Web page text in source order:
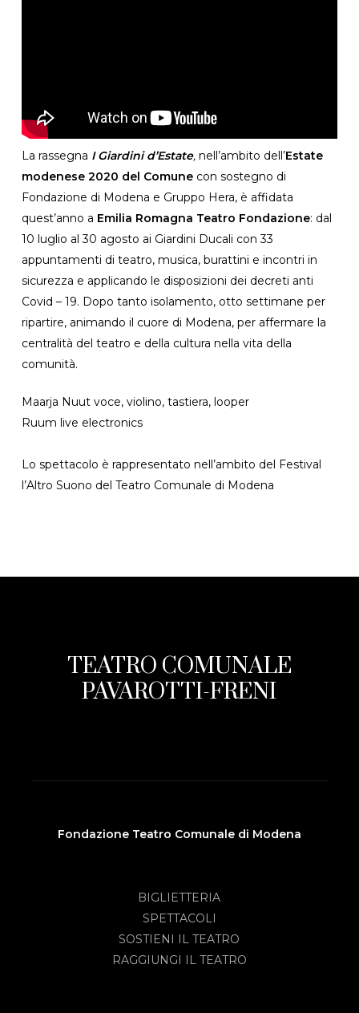
La rassegna I Giardini d’Estate, nell’ambito dell’Estate
modenese 2020 del Comunecon sostegno di
Fondazione di Modena e Gruppo Hera, è affidata
quest’anno a Emilia Romagna Teatro Fondazione: dal
10 luglio al 30 agosto ai Giardini Ducali con 33
appuntamenti di teatro, musica, burattini e incontri in
sicurezza e applicando le disposizioni dei decreti anti
Covid – 19. Dopo tanto isolamento, otto settimane per
ripartire, animando il cuore di Modena, per affermare la
centralità del teatro e della cultura nella vita della
comunità.
Maarja Nuut voce, violino, tastiera, looper
Ruum live electronics
Lo spettacolo è rappresentato nell’ambito del Festival
l’Altro Suono del Teatro Comunale di Modena
TEATRO COMUNALE
PAVAROTTI-FRENI
Fondazione Teatro Comunale di Modena
BIGLIETTERIA
SPETTACOLI
SOSTIENI IL TEATRO
RAGGIUNGI IL TEATRO